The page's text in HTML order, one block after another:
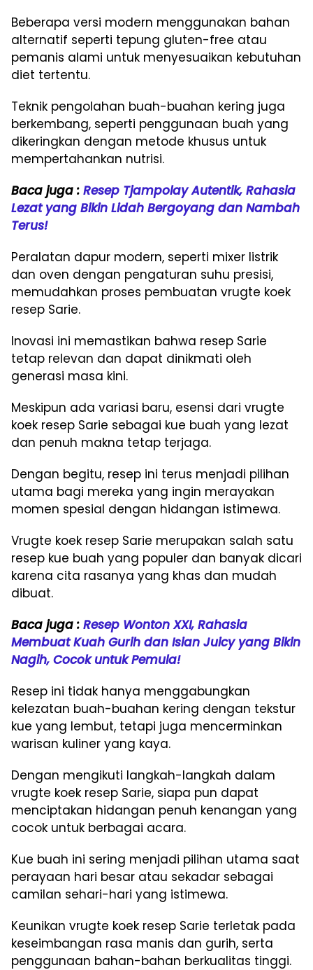
Beberapa versi modern menggunakan bahan
alternatif seperti tepung gluten-free atau
pemanis alami untuk menyesuaikan kebutuhan
diet tertentu.
Teknik pengolahan buah-buahan kering juga
berkembang, seperti penggunaan buah yang
dikeringkan dengan metode khusus untuk
mempertahankan nutrisi.
Baca juga : Resep Tjampolay Autentik, Rahasia
Lezat yang Bikin Lidah Bergoyang dan Nambah
Terus!
Peralatan dapur modern, seperti mixer listrik
dan oven dengan pengaturan suhu presisi,
memudahkan proses pembuatan vrugte koek
resep Sarie.
Inovasi ini memastikan bahwa resep Sarie
tetap relevan dan dapat dinikmati oleh
generasi masa kini.
Meskipun ada variasi baru, esensi dari vrugte
koek resep Sarie sebagai kue buah yang lezat
dan penuh makna tetap terjaga.
Dengan begitu, resep ini terus menjadi pilihan
utama bagi mereka yang ingin merayakan
momen spesial dengan hidangan istimewa.
Vrugte koek resep Sarie merupakan salah satu
resep kue buah yang populer dan banyak dicari
karena cita rasanya yang khas dan mudah
dibuat.
Baca juga : Resep Wonton XXI, Rahasia
Membuat Kuah Gurih dan Isian Juicy yang Bikin
Nagih, Cocok untuk Pemula!
Resep ini tidak hanya menggabungkan
kelezatan buah-buahan kering dengan tekstur
kue yang lembut, tetapi juga mencerminkan
warisan kuliner yang kaya.
Dengan mengikuti langkah-langkah dalam
vrugte koek resep Sarie, siapa pun dapat
menciptakan hidangan penuh kenangan yang
cocok untuk berbagai acara.
Kue buah ini sering menjadi pilihan utama saat
perayaan hari besar atau sekadar sebagai
camilan sehari-hari yang istimewa.
Keunikan vrugte koek resep Sarie terletak pada
keseimbangan rasa manis dan gurih, serta
penggunaan bahan-bahan berkualitas tinggi.